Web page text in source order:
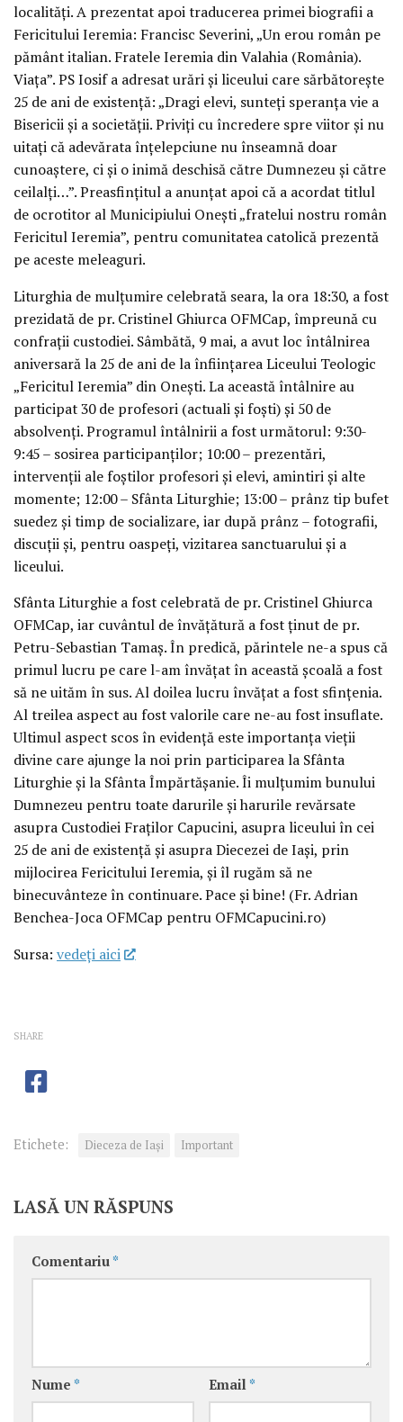
localități. A prezentat apoi traducerea primei biografii a
Fericitului Ieremia: Francisc Severini, „Un erou român pe
pământ italian. Fratele Ieremia din Valahia (România).
Viața”. PS Iosif a adresat urări și liceului care sărbătorește
25 de ani de existență: „Dragi elevi, sunteți speranța vie a
Bisericii și a societății. Priviți cu încredere spre viitor și nu
uitați că adevărata înțelepciune nu înseamnă doar
cunoaștere, ci și o inimă deschisă către Dumnezeu și către
ceilalți…”. Preasfințitul a anunțat apoi că a acordat titlul
de ocrotitor al Municipiului Onești „fratelui nostru român
Fericitul Ieremia”, pentru comunitatea catolică prezentă
pe aceste meleaguri.
Liturghia de mulțumire celebrată seara, la ora 18:30, a fost
prezidată de pr. Cristinel Ghiurca OFMCap, împreună cu
confrații custodiei. Sâmbătă, 9 mai, a avut loc întâlnirea
aniversară la 25 de ani de la înființarea Liceului Teologic
„Fericitul Ieremia” din Onești. La această întâlnire au
participat 30 de profesori (actuali și foști) și 50 de
absolvenți. Programul întâlnirii a fost următorul: 9:30-
9:45 – sosirea participanților; 10:00 – prezentări,
intervenții ale foștilor profesori și elevi, amintiri și alte
momente; 12:00 – Sfânta Liturghie; 13:00 – prânz tip bufet
suedez și timp de socializare, iar după prânz – fotografii,
discuții și, pentru oaspeți, vizitarea sanctuarului și a
liceului.
Sfânta Liturghie a fost celebrată de pr. Cristinel Ghiurca
OFMCap, iar cuvântul de învățătură a fost ținut de pr.
Petru-Sebastian Tamaș. În predică, părintele ne-a spus că
primul lucru pe care l-am învățat în această școală a fost
să ne uităm în sus. Al doilea lucru învățat a fost sfințenia.
Al treilea aspect au fost valorile care ne-au fost insuflate.
Ultimul aspect scos în evidență este importanța vieții
divine care ajunge la noi prin participarea la Sfânta
Liturghie și la Sfânta Împărtășanie. Îi mulțumim bunului
Dumnezeu pentru toate darurile și harurile revărsate
asupra Custodiei Fraților Capucini, asupra liceului în cei
25 de ani de existență și asupra Diecezei de Iași, prin
mijlocirea Fericitului Ieremia, și îl rugăm să ne
binecuvânteze în continuare. Pace și bine! (Fr. Adrian
Benchea-Joca OFMCap pentru OFMCapucini.ro)
Sursa: vedeţi aici
SHARE
Etichete: Dieceza de Iași Important
LASĂ UN RĂSPUNS
Comentariu *
Nume * Email *